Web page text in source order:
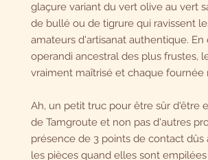
glaçure variant du vert olive au vert
de bullé ou de tigrure qui ravissent
amateurs d'artisanat authentique.
operandi ancestral des plus frustes,
vraiment maîtrisé et chaque fournée
Ah, un petit truc pour être sûr d'être
de Tamgroute et non pas d'autres
présence de 3 points de contact dûs
les pièces quand elles sont